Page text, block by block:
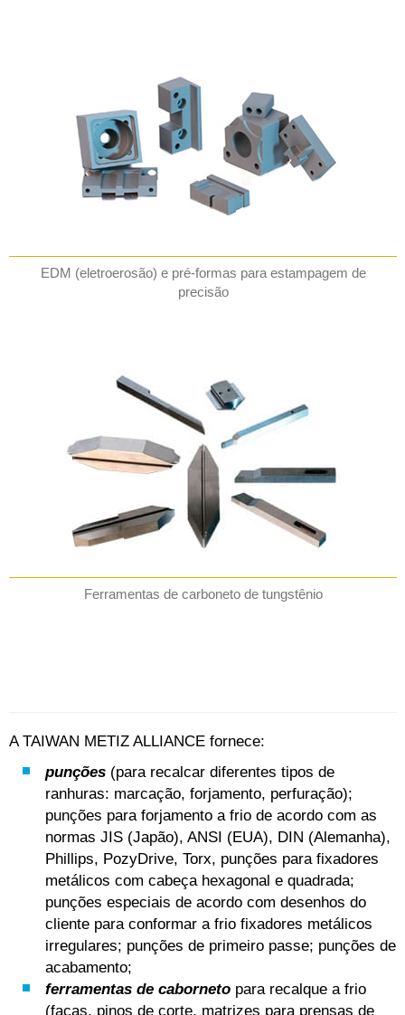
EDM (eletroerosão) e pré-formas para estampagem de
precisão
Ferramentas de carboneto de tungstênio
A TAIWAN METIZ ALLIANCE fornece:
punções (para recalcar diferentes tipos de
ranhuras: marcação, forjamento, perfuração);
punções para forjamento a frio de acordo com as
normas JIS (Japão), ANSI (EUA), DIN (Alemanha),
Phillips, PozyDrive, Torx, punções para fixadores
metálicos com cabeça hexagonal e quadrada;
punções especiais de acordo com desenhos do
cliente para conformar a frio fixadores metálicos
irregulares; punções de primeiro passe; punções de
acabamento;
ferramentas de caborneto para recalque a frio
(facas, pinos de corte, matrizes para prensas de